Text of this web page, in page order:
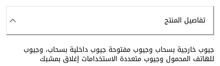
تفاصيل المنتج
جيوب خارجية بسحاب وجيوب مفتوحة جيوب داخلية بسحاب، وجيوب
للهاتف المحمول وجيوب متعددة الاستخدامات إغلاق بمشبك